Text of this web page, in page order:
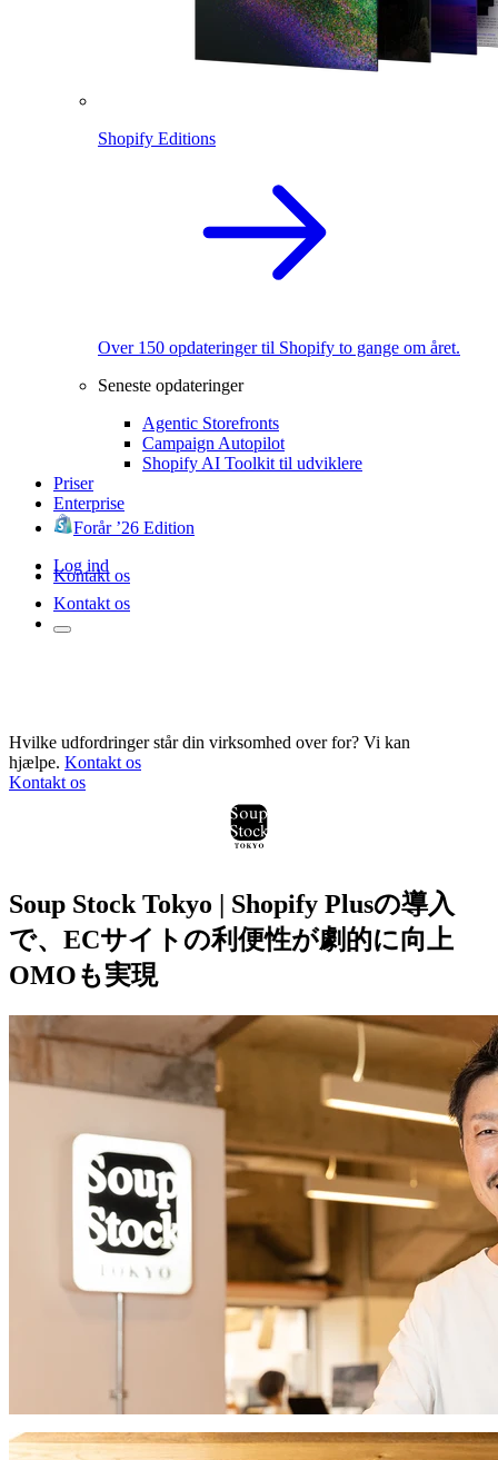
Shopify Editions
Over 150 opdateringer til Shopify to gange om året.
Seneste opdateringer
Agentic Storefronts
Campaign Autopilot
Shopify AI Toolkit til udviklere
Priser
Enterprise
Forår ’26 Edition
Log ind
Kontakt os
Kontakt os
Hvilke udfordringer står din virksomhed over for? Vi kan
hjælpe. Kontakt os
Kontakt os
Soup Stock Tokyo | Shopify Plusの導入
で、ECサイトの利便性が劇的に向上
OMOも実現